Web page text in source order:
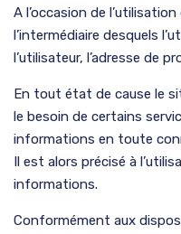
A l’occasion de
l’intermédiaire desquels
l’utilisateur, l’adresse de
En tout état de cause le
le besoin de certains
informations en toute
Il est alors précisé à
informations.
Conformément aux